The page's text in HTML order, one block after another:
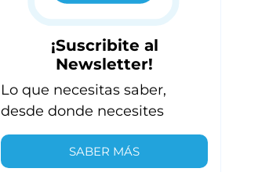
¡Suscribite al
Newsletter!
Lo que necesitas saber,
desde donde necesites
SABER MÁS